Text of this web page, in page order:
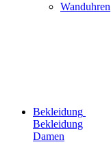
Wanduhren
Bekleidung
Bekleidung
Damen